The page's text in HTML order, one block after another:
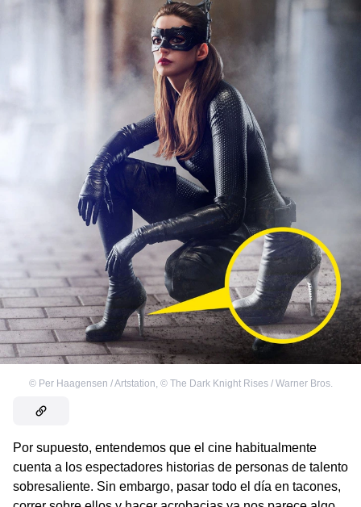
© Per Haagensen / Artstation, © The Dark Knight Rises / Warner Bros.
Por supuesto, entendemos que el cine habitualmente
cuenta a los espectadores historias de personas de talento
sobresaliente. Sin embargo, pasar todo el día en tacones,